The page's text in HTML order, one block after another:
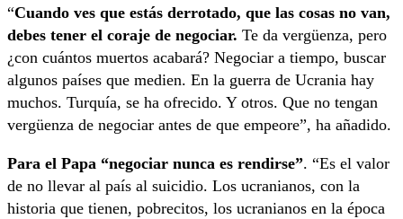
“Cuando ves que estás derrotado, que las cosas no van,
debes tener el coraje de negociar. Te da vergüenza, pero
¿con cuántos muertos acabará? Negociar a tiempo, buscar
algunos países que medien. En la guerra de Ucrania hay
muchos. Turquía, se ha ofrecido. Y otros. Que no tengan
vergüenza de negociar antes de que empeore”, ha añadido.
Para el Papa “negociar nunca es rendirse”. “Es el valor
de no llevar al país al suicidio. Los ucranianos, con la
historia que tienen, pobrecitos, los ucranianos en la época